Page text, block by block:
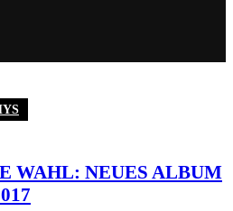
WAHL: NEUES ALBUM